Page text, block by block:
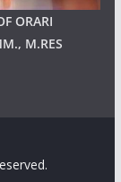
ORARI
M.RES